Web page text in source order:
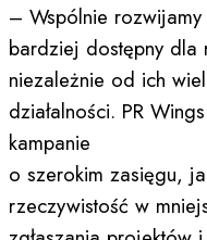
– Wspólnie rozwijamy
bardziej dostępny
niezależnie od ich
działalności. PR
kampanie
o szerokim zasięgu,
rzeczywistość w